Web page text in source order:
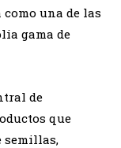
una de las
gama de
de
que
semillas,